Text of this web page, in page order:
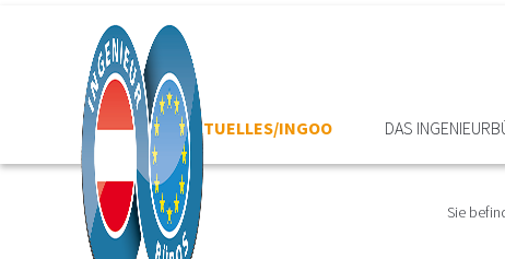
HOME AKTUELLES/INGOO DAS
Sie